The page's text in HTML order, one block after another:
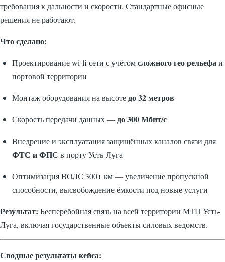
требования к дальности и скорости. Стандартные офисные
решения не работают.
Что сделано:
Проектирование wi-fi сети с учётомсложного гео рельефаи
портовой территории
Монтаж оборудования на высотедо 32 метров
Скорость передачи данных —до 300 Мбит/с
Внедрение и эксплуатация защищённых каналов связи для
ФТС и ФПС в порту Усть-Луга
Оптимизация ВОЛС 300+ км — увеличение пропускной
способности, высвобождение ёмкости под новые услуги
Результат: Бесперебойная связь на всей территории МТП Усть-
Луга, включая государственные объекты силовых ведомств.
Сводные результаты кейса: